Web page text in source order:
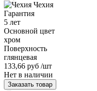
Чехия
Гарантия
5 лет
Основной цвет
хром
Поверхность
глянцевая
133,66 руб /шт
Нет в наличии
Заказать товар